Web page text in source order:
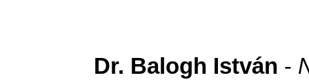
Dr. Balogh István -